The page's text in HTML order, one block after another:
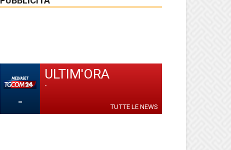
-
ULTIM'ORA
-
TUTTE LE NEWS